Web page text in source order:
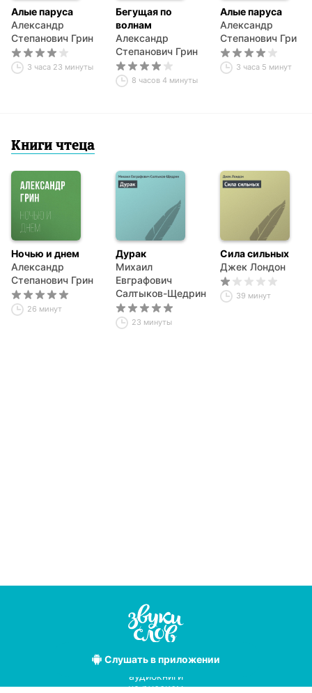
Алые паруса
Александр
Степанович Грин
3 часа 23 минуты
Бегущая по
волнам
Александр
Степанович Грин
8 часов 4 минуты
Алые паруса
Александр
Степанович Грин
3 часа 5 минут
Книги чтеца
Ночью и днем
Александр
Степанович Грин
26 минут
Дурак
Михаил
Евграфович
Салтыков-Щедрин
23 минуты
Сила сильных
Джек Лондон
39 минут
Слушатьв приложении
Лучшие
аудиокниги
на русском